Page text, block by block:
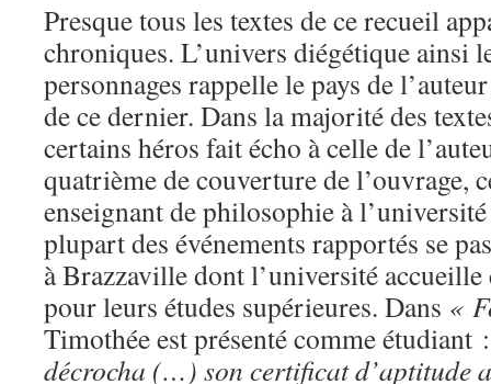
Presque tous les textes de ce recueil
chroniques. L’univers diégétique ainsi
personnages rappelle le pays de
de ce dernier. Dans la majorité des
certains héros fait écho à celle de
quatrième de couverture de l’ouvrage,
enseignant de philosophie à
plupart des événements rapportés se
à Brazzaville dont l’université accueille
pour leurs études supérieures. Dans «
Timothée est présenté comme étudiant
décrocha (…) son certificat d’aptitude